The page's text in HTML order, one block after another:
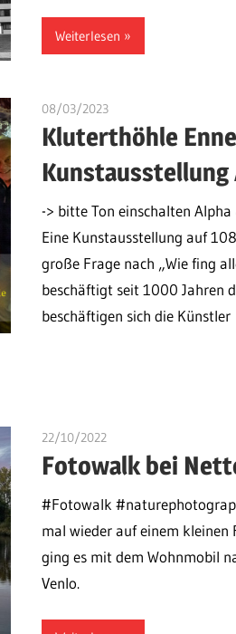
Weiterlesen
08/03/2023ulomek
Kluterthöhle
Kunstausstellung
-> bitte Ton einschalten
Eine Kunstausstellung auf
große Frage nach „Wie fing
beschäftigt seit 1000 Jahren
beschäftigen sich die Künstler
22/10/2022ulomek
Fotowalk bei
#Fotowalk
mal wieder auf einem
ging es mit dem Wohnmobil
Venlo.